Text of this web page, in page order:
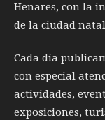
Henares, con la
de la ciudad
Cada día
con especial
actividades,
exposiciones,